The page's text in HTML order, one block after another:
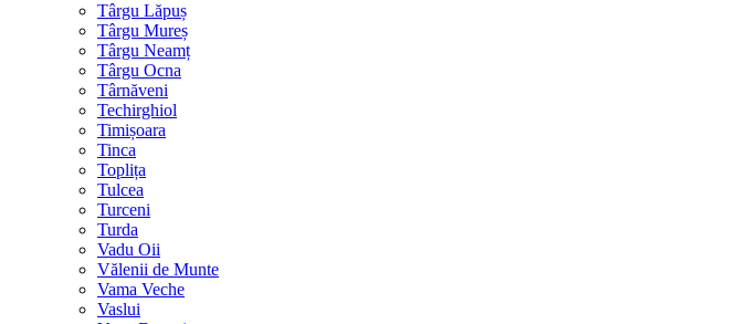
Târgu Lăpuș
Târgu Mureș
Târgu Neamț
Târgu Ocna
Târnăveni
Techirghiol
Timișoara
Tinca
Toplița
Tulcea
Turceni
Turda
Vadu Oii
Vălenii de Munte
Vama Veche
Vaslui